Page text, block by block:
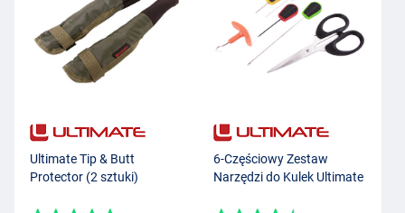
Ultimate Tip & Butt
Protector (2 sztuki)
6-Częściowy Zestaw
Narzędzi do Kulek Ultimate